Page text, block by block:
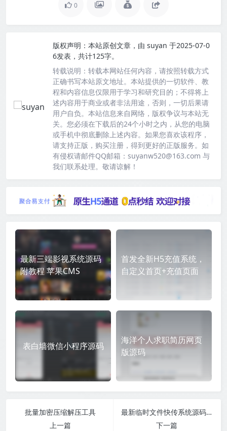
0
版权声明： 本站原创文章，由 suyan 于2025-07-0
6发表，共计125字。
转载说明： 转载本网站任何内容，请按照转载方式
正确书写本站原文地址。本站提供的一切软件、教
程和内容信息仅限用于学习和研究目的；不得将上
述内容用于商业或者非法用途，否则，一切后果请
用户自负。本站信息来自网络，版权争议与本站无
关。您必须在下载后的24个小时之内，从您的电脑
或手机中彻底删除上述内容。如果您喜欢该程序，
请支持正版，购买注册，得到更好的正版服务。如
有侵权请邮件QQ邮箱：suyanw520@163.com 与
我们联系处理。敬请谅解！
最新三端影视系统源码
附教程 苹果CMS
首发全新H5充值系统，
自定义首页+充值页面
表白墙微信小程序源码
海洋个人求职简历网页
版源码
批量加密压缩解压工具
上一篇
最新临时文件快传系统源码 轻量化 带后台 首发
下一篇